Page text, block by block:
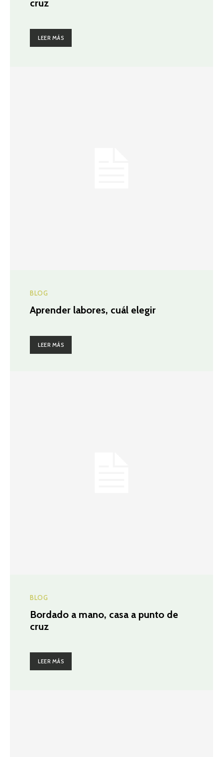
cruz
LEER MÁS
BLOG
Aprender labores, cuál elegir
LEER MÁS
BLOG
Bordado a mano, casa a punto de
cruz
LEER MÁS